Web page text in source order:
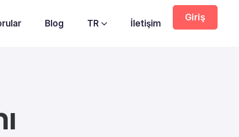
Blog TR İletişim
Giriş